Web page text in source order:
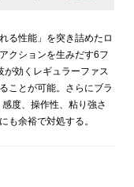
る性能」を突き詰めたロ
クションを生みだす6フ
が効くレギュラーファス
ことが可能。さらにブラ
度、操作性、粘り強さ
も余裕で対処する。